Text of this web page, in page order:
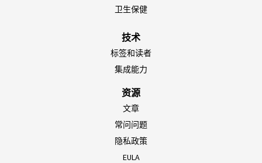
卫生保健
技术
标签和读者
集成能力
资源
文章
常问问题
隐私政策
EULA